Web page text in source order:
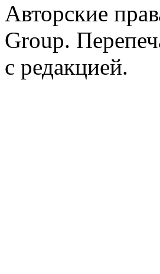
Авторские
Group.
с редакцией.